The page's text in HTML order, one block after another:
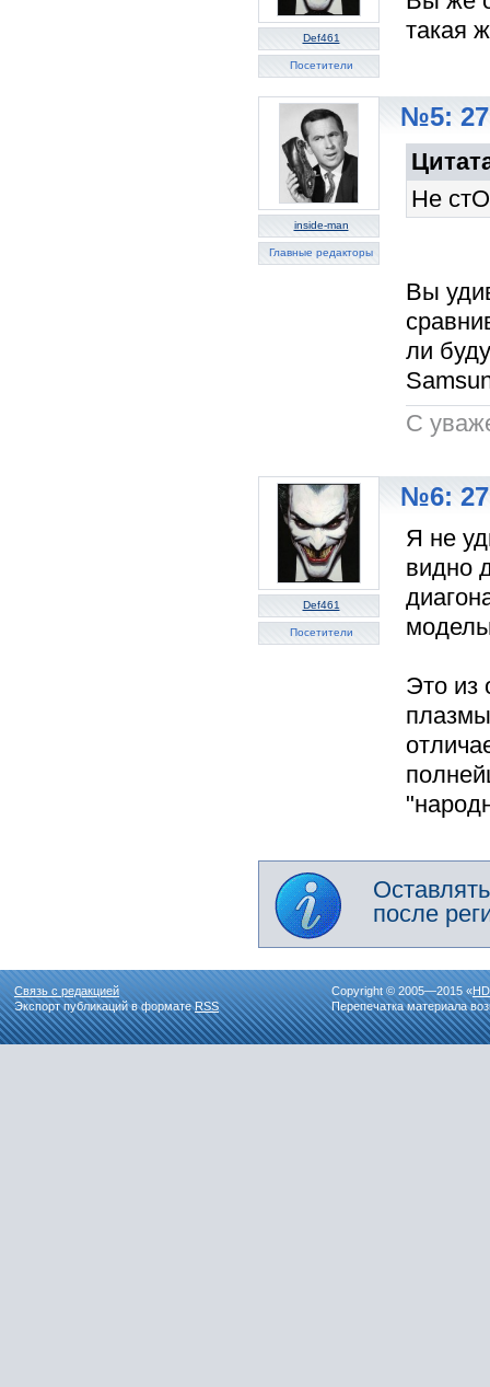
Def461
Посетители
такая
inside-man
Главные редакторы
№5: 27
Не
Вы
ли
C
Def461
Посетители
№6: 27
Я не
видно
Это из
после
Связь с редакцией
Экспорт публикаций в форматеRSS
Copyright © 2005—2015 «
Перепечатка материала